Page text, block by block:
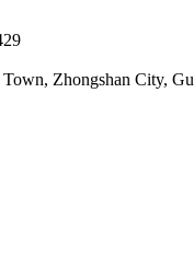
Zhongshan City,